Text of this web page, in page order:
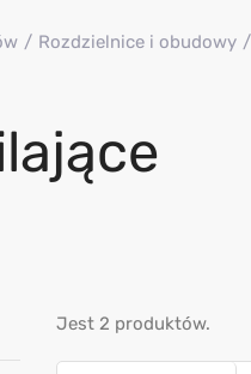
Rozdzielnice i obudowy
Jest 2 produktów.